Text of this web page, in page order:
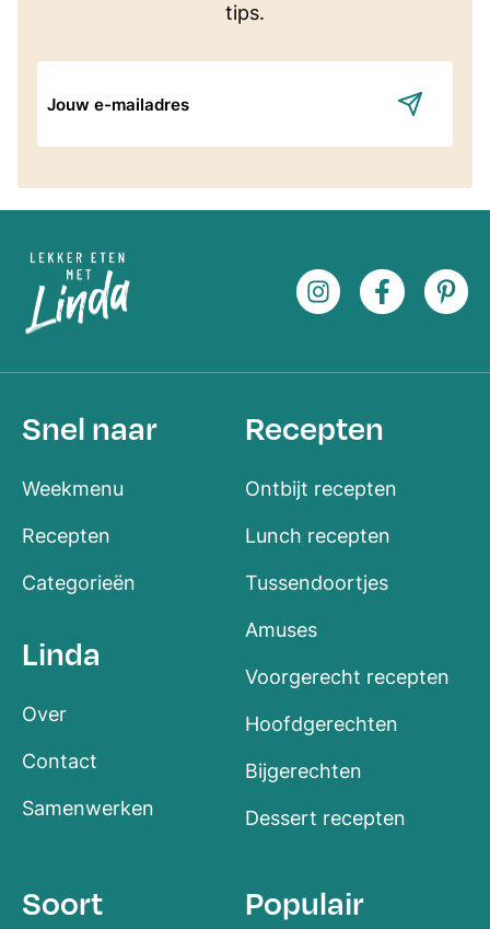
tips.
mailadres
Snel naar
Weekmenu
Recepten
Categorieën
Linda
Over
Contact
Samenwerken
Recepten
Ontbijt recepten
Lunch recepten
Tussendoortjes
Amuses
Voorgerecht recepten
Hoofdgerechten
Bijgerechten
Dessert recepten
Soort Populair